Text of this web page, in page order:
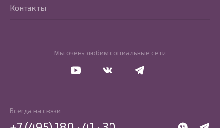
Мы очень любим социальные сети
Контакты
Всегда на связи
WhatsApp